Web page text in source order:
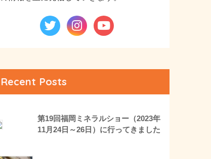
Recent Posts
第19回福岡ミネラルショー（2023年
11月24日～26日）に行ってきました